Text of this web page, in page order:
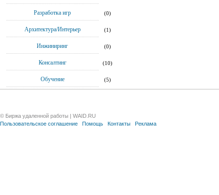
Разработка игр (0)
Архитектура/Интерьер (1)
Инжиниринг (0)
Консалтинг (10)
Обучение (5)
© Биржа удаленной работы | WAID.RU
Пользовательское соглашение
Помощь Контакты Реклама